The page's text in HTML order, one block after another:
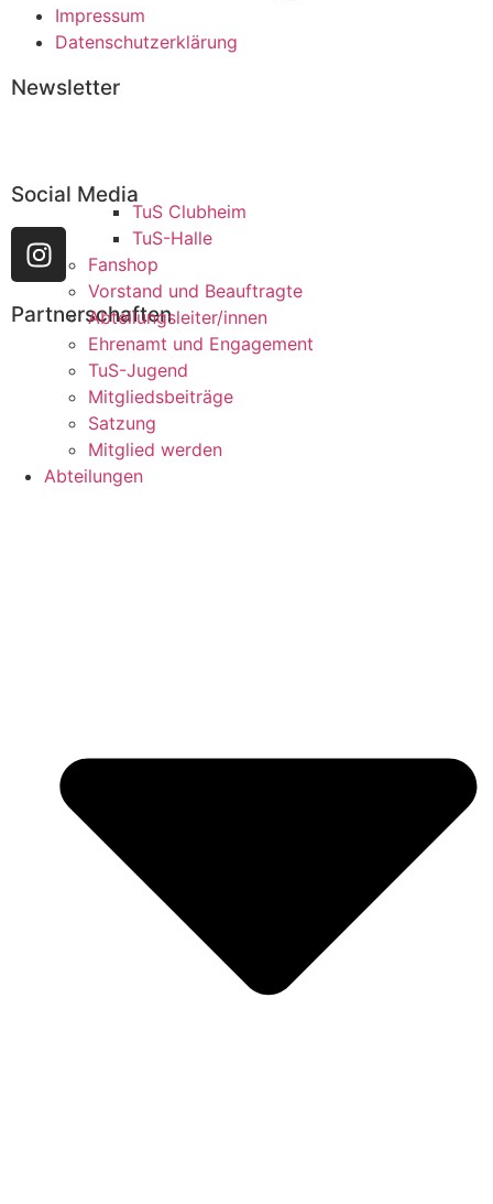
TuS Clubheim
TuS-Halle
Fanshop
Vorstand und Beauftragte
Abteilungsleiter/innen
Ehrenamt und Engagement
TuS-Jugend
Mitgliedsbeiträge
Satzung
Mitglied werden
Abteilungen
Impressum
Datenschutzerklärung
Newsletter
Social Media
Partnerschaften